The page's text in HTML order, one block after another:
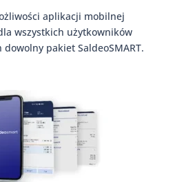
aplikacji mobilnej
wszystkich użytkowników
dowolny pakiet SaldeoSMART.